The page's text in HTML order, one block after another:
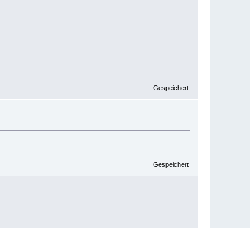
Gespeichert
Gespeichert